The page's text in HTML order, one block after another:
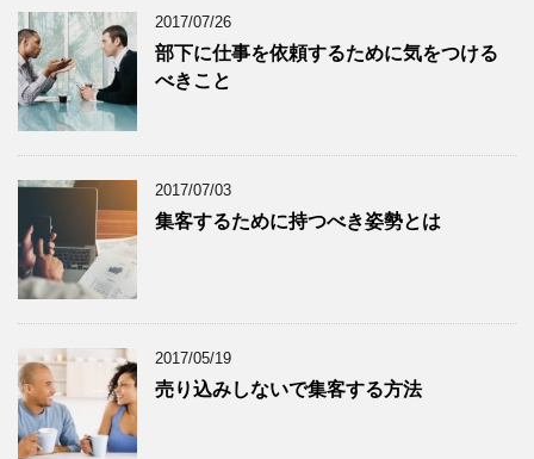
2017/07/26
部下に仕事を依頼するために気をつける
べきこと
2017/07/03
集客するために持つべき姿勢とは
2017/05/19
売り込みしないで集客する方法